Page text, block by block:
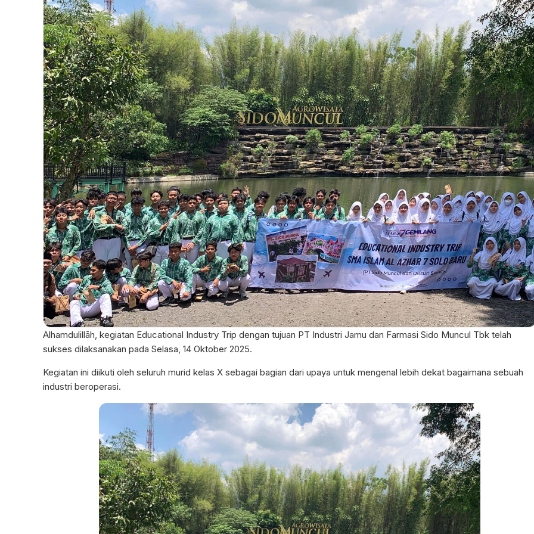
Alhamdulillāh, kegiatan Educational Industry Trip dengan tujuan PT Industri Jamu dan Farmasi Sido Muncul Tbk telah
sukses dilaksanakan pada Selasa, 14 Oktober 2025.
Kegiatan ini diikuti oleh seluruh murid kelas X sebagai bagian dari upaya untuk mengenal lebih dekat bagaimana sebuah
industri beroperasi.